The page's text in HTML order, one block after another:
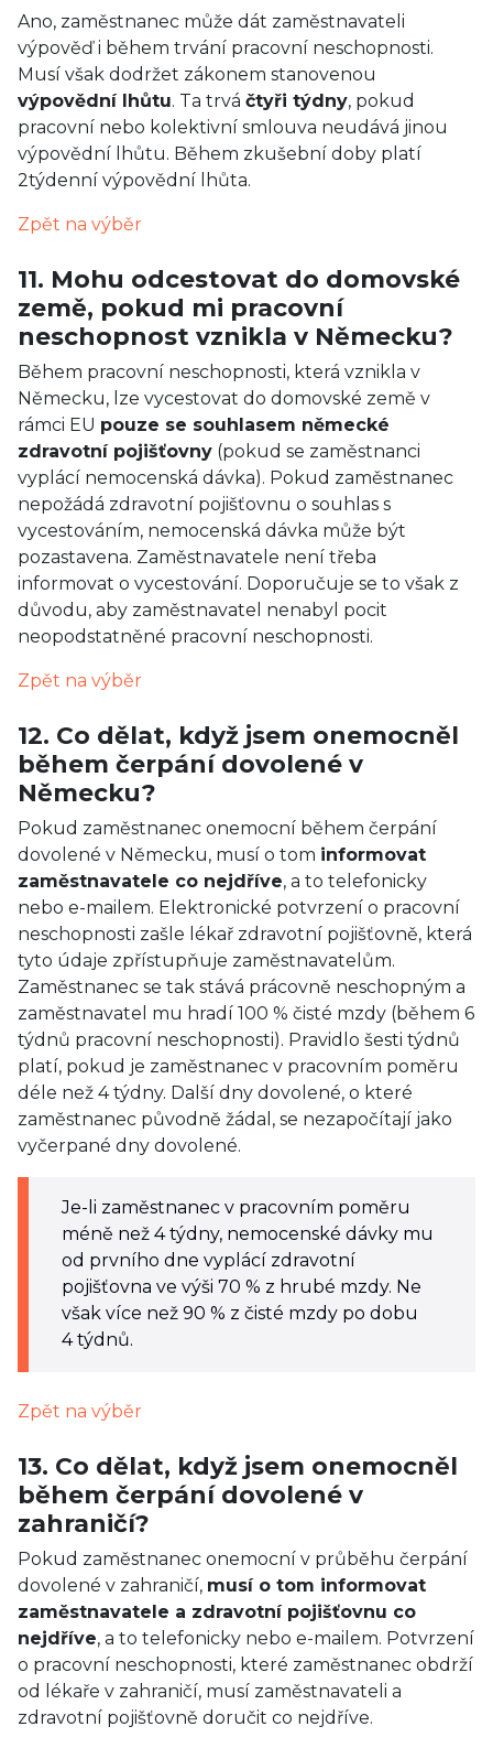
Ano, zaměstnanec může dát zaměstnavateli
výpověď i během trvání pracovní neschopnosti.
Musí však dodržet zákonem stanovenou
výpovědní lhůtu. Ta trvá čtyři týdny, pokud
pracovní nebo kolektivní smlouva neudává jinou
výpovědní lhůtu. Během zkušební doby platí
2týdenní výpovědní lhůta.
Zpět na výběr
11. Mohu odcestovat do domovské
země, pokud mi pracovní
neschopnost vznikla v Německu?
Během pracovní neschopnosti, která vznikla v
Německu, lze vycestovat do domovské země v
rámci EU pouze se souhlasem německé
zdravotní pojišťovny (pokud se zaměstnanci
vyplácí nemocenská dávka). Pokud zaměstnanec
nepožádá zdravotní pojišťovnu o souhlas s
vycestováním, nemocenská dávka může být
pozastavena. Zaměstnavatele není třeba
informovat o vycestování. Doporučuje se to však z
důvodu, aby zaměstnavatel nenabyl pocit
neopodstatněné pracovní neschopnosti.
Zpět na výběr
12. Co dělat, když jsem onemocněl
během čerpání dovolené v
Německu?
Pokud zaměstnanec onemocní během čerpání
dovolené v Německu, musí o tom informovat
zaměstnavatele co nejdříve, a to telefonicky
nebo e-mailem. Elektronické potvrzení o pracovní
neschopnosti zašle lékař zdravotní pojišťovně, která
tyto údaje zpřístupňuje zaměstnavatelům.
Zaměstnanec se tak stává prácovně neschopným a
zaměstnavatel mu hradí 100 % čisté mzdy (během 6
týdnů pracovní neschopnosti). Pravidlo šesti týdnů
platí, pokud je zaměstnanec v pracovním poměru
déle než 4 týdny. Další dny dovolené, o které
zaměstnanec původně žádal, se nezapočítají jako
vyčerpané dny dovolené.
Je-li zaměstnanec v pracovním poměru
méně než 4 týdny, nemocenské dávky mu
od prvního dne vyplácí zdravotní
pojišťovna ve výši 70 % z hrubé mzdy. Ne
však více než 90 % z čisté mzdy po dobu
4 týdnů.
Zpět na výběr
13. Co dělat, když jsem onemocněl
během čerpání dovolené v
zahraničí?
Pokud zaměstnanec onemocní v průběhu čerpání
dovolené v zahraničí, musí o tom informovat
zaměstnavatele a zdravotní pojišťovnu co
nejdříve, a to telefonicky nebo e-mailem. Potvrzení
o pracovní neschopnosti, které zaměstnanec obdrží
od lékaře v zahraničí, musí zaměstnavateli a
zdravotní pojišťovně doručit co nejdříve.